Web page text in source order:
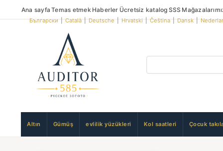
Ana sayfa Temas etmek Haberler Ücretsiz katalog SSS
Български|Català|Deutsche|Hrvatski|Čeština|Dansk|
Altın Gümüş evlilik yüzükleri Kol saatleri Çocuk